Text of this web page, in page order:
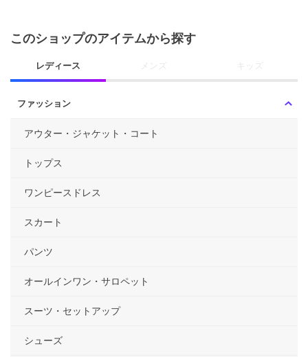
このショップのアイテムから探す
レディース メンズ キッズ
ファッション
アウター・ジャケット・コート
トップス
ワンピースドレス
スカート
パンツ
オールインワン・サロペット
スーツ・セットアップ
シューズ